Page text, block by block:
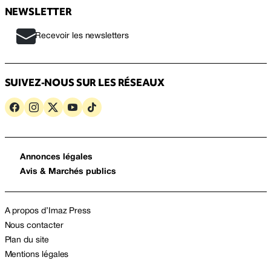
NEWSLETTER
Recevoir les newsletters
SUIVEZ-NOUS SUR LES RÉSEAUX
Annonces légales
Avis & Marchés publics
A propos d’Imaz Press
Nous contacter
Plan du site
Mentions légales